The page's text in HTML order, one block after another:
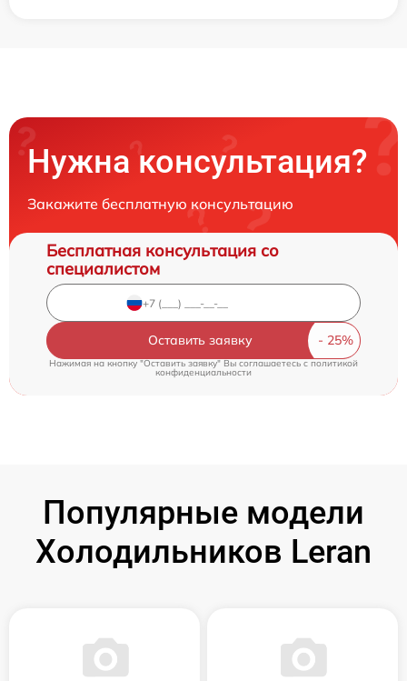
Нужна консультация?
Закажите бесплатную консультацию
Бесплатная консультация со
специалистом
Оставить заявку
Нажимая на кнопку "Оставить заявку" Вы соглашаетесь c политикой
конфиденциальности
Популярные модели
Холодильников Leran